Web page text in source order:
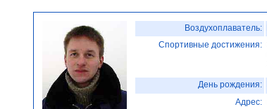
Воздухоплаватель:
Спортивные достижения:
День рождения:
Адрес: